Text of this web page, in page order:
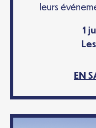
leurs
1
EN